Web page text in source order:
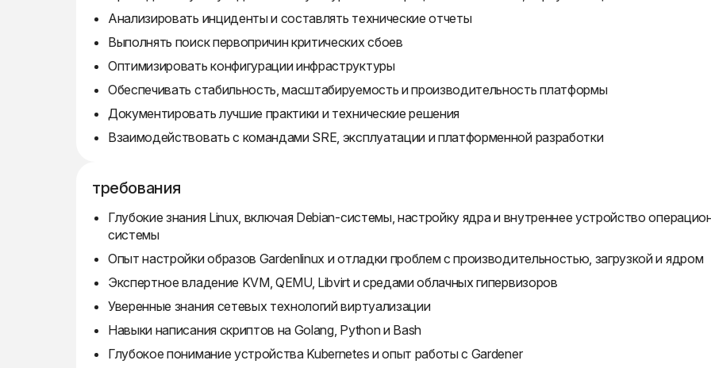
Анализировать инциденты и составлять технические отчеты
Выполнять поиск первопричин критических сбоев
Оптимизировать конфигурации инфраструктуры
Обеспечивать стабильность, масштабируемость и производительность платформы
Документировать лучшие практики и технические решения
Взаимодействовать с командами SRE, эксплуатации и платформенной разработки
требования
Глубокие знания Linux, включая Debian-системы, настройку ядра и внутреннее устройство
системы
Опыт настройки образов Gardenlinux и отладки проблем с производительностью, загрузкой и ядром
Экспертное владение KVM, QEMU, Libvirt и средами облачных гипервизоров
Уверенные знания сетевых технологий виртуализации
Навыки написания скриптов на Golang, Python и Bash
Глубокое понимание устройства Kubernetes и опыт работы с Gardener